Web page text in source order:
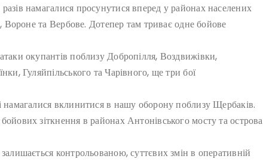
намагалися просунутися вперед у районах населених
Вороне та Вербове. Дотепер там триває одне бойове
окупантів поблизу Добропілля, Воздвижівки,
Гуляйпільського та Чарівного, ще три бої
намагалися вклинитися в нашу оборону поблизу Щербаків.
зіткнення в районах Антонівського мосту та острова
контрольованою, суттєвих змін в оперативній